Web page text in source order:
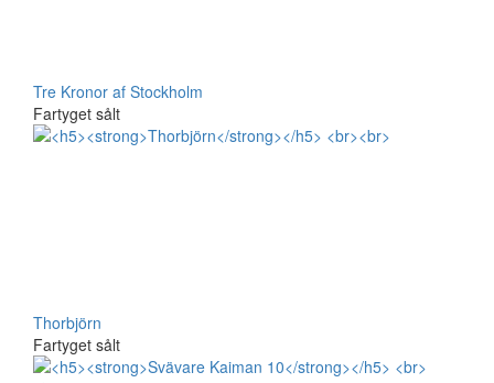
Tre Kronor af Stockholm
Fartyget sålt
Thorbjörn
Fartyget sålt